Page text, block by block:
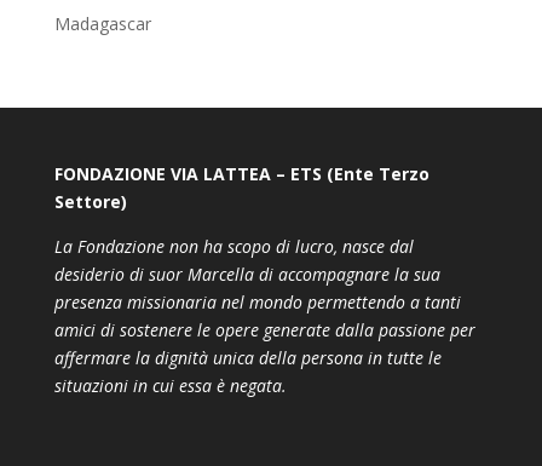
Madagascar
FONDAZIONE VIA LATTEA – ETS (Ente Terzo
Settore)
La Fondazione non ha scopo di lucro, nasce dal
desiderio di suor Marcella di accompagnare la sua
presenza missionaria nel mondo permettendo a tanti
amici di sostenere le opere generate dalla passione per
affermare la dignità unica della persona in tutte le
situazioni in cui essa è negata.